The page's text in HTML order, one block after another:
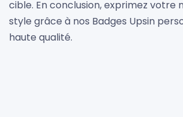
cible. En conclusion, exprimez votre
style grâce à nos Badges Upsin
haute qualité.